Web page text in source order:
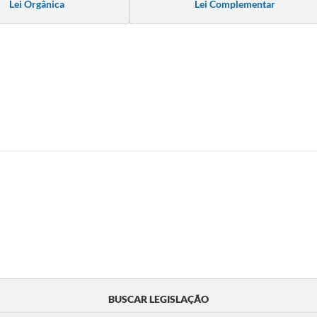
Lei Orgânica Lei Complementar
BUSCAR LEGISLAÇÃO